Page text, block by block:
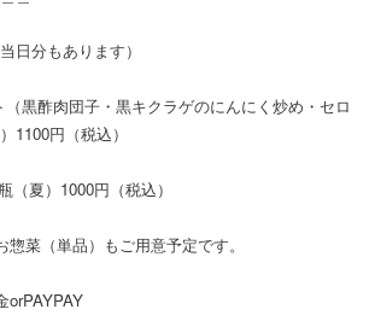
日分もあります）
（黒酢肉団子・黒キクラゲのにんにく炒め・セロ
1100円（税込）
（夏）1000円（税込）
菜（単品）もご用意予定です。
orPAYPAY